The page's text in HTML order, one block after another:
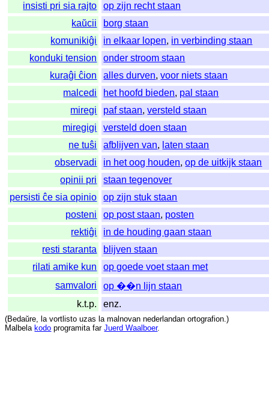
insisti pri sia rajto
op zijn recht staan
kaŭcii
borg staan
komunikiĝi
in elkaar lopen, in verbinding staan
konduki tension
onder stroom staan
kuraĝi ĉion
alles durven,voor niets staan
malcedi
het hoofd bieden, pal staan
miregi
paf staan,versteld staan
miregigi
versteld doen staan
ne tuŝi
afblijven van, laten staan
observadi
in het oog houden,op de uitkijk staan
opinii pri
staan tegenover
persisti ĉe sia opinio
op zijn stuk staan
posteni
op post staan, posten
rektiĝi
in de houding gaan staan
resti staranta
blijven staan
rilati amike kun
op goede voet staan met
samvalori
op ��n lijn staan
k.t.p.
enz.
(Bedaŭre, la vortlisto uzas la malnovan nederlandan ortografion.)
Malbela kodo programita far Juerd Waalboer.